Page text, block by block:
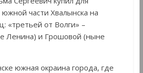
части Хвалынска на
«третьей от Волги» –
Ленина) и Грошовой (ныне
южная окраина города, где